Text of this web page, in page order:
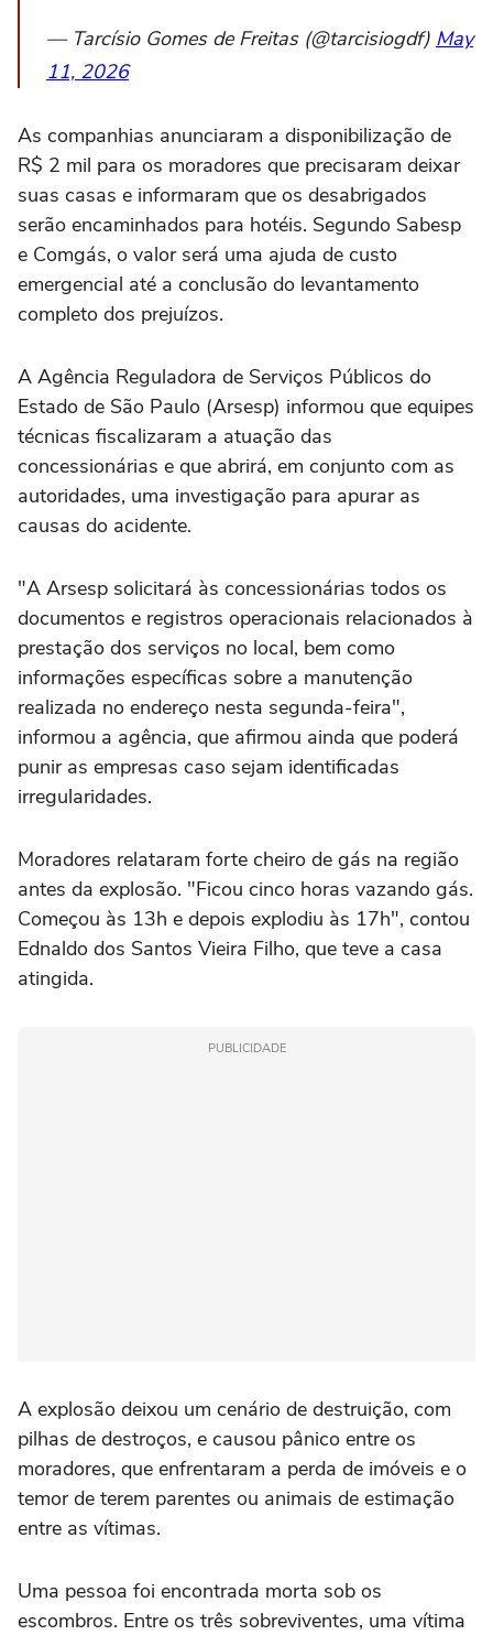
— Tarcísio Gomes de Freitas (@tarcisiogdf) May
11, 2026
As companhias anunciaram a disponibilização de
R$ 2 mil para os moradores que precisaram deixar
suas casas e informaram que os desabrigados
serão encaminhados para hotéis. Segundo Sabesp
e Comgás, o valor será uma ajuda de custo
emergencial até a conclusão do levantamento
completo dos prejuízos.
A Agência Reguladora de Serviços Públicos do
Estado de São Paulo (Arsesp) informou que equipes
técnicas fiscalizaram a atuação das
concessionárias e que abrirá, em conjunto com as
autoridades, uma investigação para apurar as
causas do acidente.
"A Arsesp solicitará às concessionárias todos os
documentos e registros operacionais relacionados à
prestação dos serviços no local, bem como
informações específicas sobre a manutenção
realizada no endereço nesta segunda-feira",
informou a agência, que afirmou ainda que poderá
punir as empresas caso sejam identificadas
irregularidades.
Moradores relataram forte cheiro de gás na região
antes da explosão. "Ficou cinco horas vazando gás.
Começou às 13h e depois explodiu às 17h", contou
Ednaldo dos Santos Vieira Filho, que teve a casa
atingida.
PUBLICIDADE
A explosão deixou um cenário de destruição, com
pilhas de destroços, e causou pânico entre os
moradores, que enfrentaram a perda de imóveis e o
temor de terem parentes ou animais de estimação
entre as vítimas.
Uma pessoa foi encontrada morta sob os
escombros. Entre os três sobreviventes, uma vítima